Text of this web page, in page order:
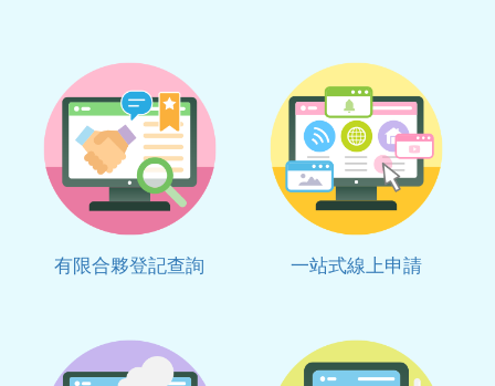
有限合夥登記查詢 一站式線上申請